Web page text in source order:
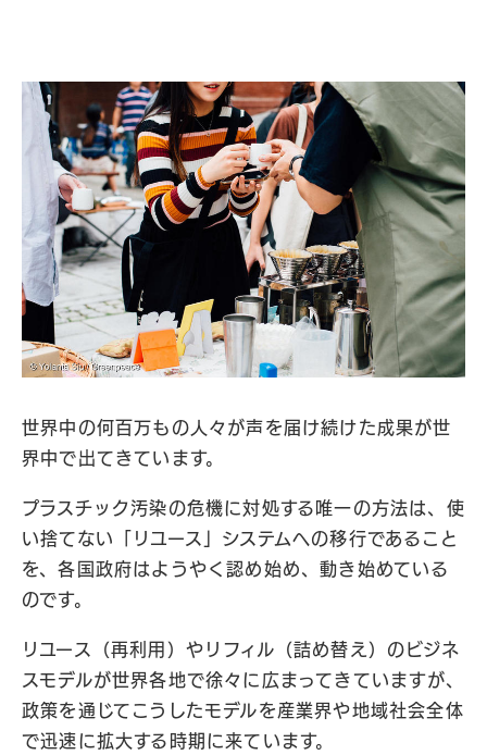
世界中の何百万もの人々が声を届け続けた成果が世
界中で出てきています。
プラスチック汚染の危機に対処する唯一の方法は、使
い捨てない「リユース」システムへの移行であること
を、各国政府はようやく認め始め、動き始めている
のです。
リユース（再利用）やリフィル（詰め替え）のビジネ
スモデルが世界各地で徐々に広まってきていますが、
政策を通じてこうしたモデルを産業界や地域社会全体
で迅速に拡大する時期に来ています。